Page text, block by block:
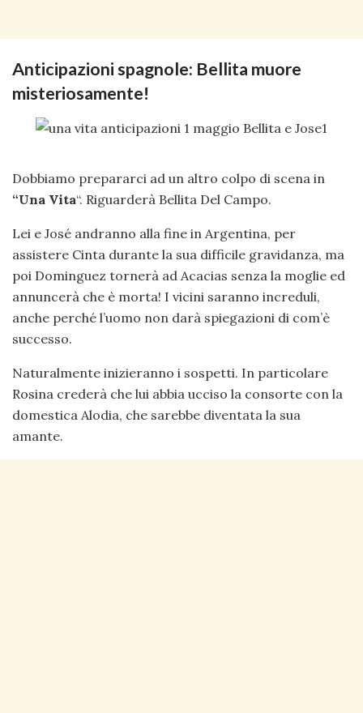
Anticipazioni spagnole: Bellita muore
misteriosamente!
Dobbiamo prepararci ad un altro colpo di scena in
“Una Vita“. Riguarderà Bellita Del Campo.
Lei e José andranno alla fine in Argentina, per
assistere Cinta durante la sua difficile gravidanza, ma
poi Dominguez tornerà ad Acacias senza la moglie ed
annuncerà che è morta! I vicini saranno increduli,
anche perché l’uomo non darà spiegazioni di com’è
successo.
Naturalmente inizieranno i sospetti. In particolare
Rosina crederà che lui abbia ucciso la consorte con la
domestica Alodia, che sarebbe diventata la sua
amante.